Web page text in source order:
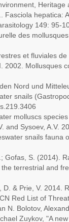
Fasciola
149: 95-
des
et fluviales
2002.
Nord und
snails
molluscs
and Sysoev,
snails
Gofas, S. (2014).
terrestrial and
D. & Prie, V.
Red List of
N. Bolotov,
Zuykov, "A